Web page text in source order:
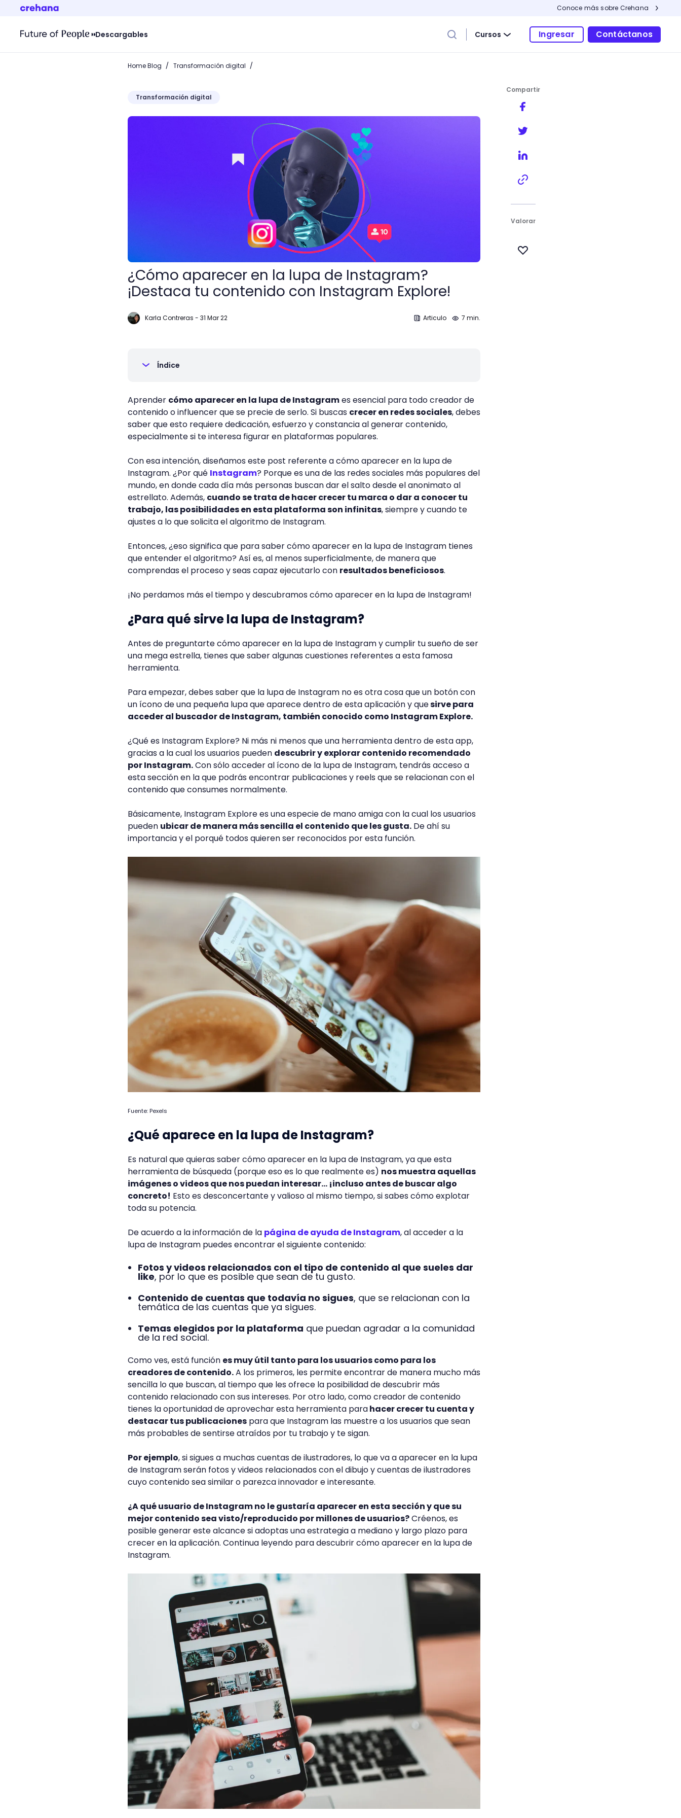
Conoce más sobre Crehana
Descargables Cursos Ingresar Contáctanos
Home Blog / Transformación digital /
Transformación digital
¿Cómo aparecer en la lupa de Instagram? ¡Destaca tu contenido con Instagram Explore!
¿Cómo aparecer en la lupa de Instagram?
¡Destaca tu contenido con Instagram Explore!
Karla Contreras - 31 Mar 22 Articulo 7 min.
Índice
Aprender cómo aparecer en la lupa de Instagrames esencial para todo creador de
contenido o influencer que se precie de serlo. Si buscas crecer en redes sociales, debes
saber que esto requiere dedicación, esfuerzo y constancia al generar contenido,
especialmente si te interesa figurar en plataformas populares.
Con esa intención, diseñamos este post referente a cómo aparecer en la lupa de
Instagram. ¿Por qué Instagram? Porque es una de las redes sociales más populares del
mundo, en donde cada día más personas buscan dar el salto desde el anonimato al
estrellato. Además, cuando se trata de hacer crecer tu marca o dar a conocer tu
trabajo, las posibilidades en esta plataforma son infinitas, siempre y cuando te
ajustes a lo que solicita el algoritmo de Instagram.
Entonces, ¿eso significa que para saber cómo aparecer en la lupa de Instagram tienes
que entender el algoritmo? Así es, al menos superficialmente, de manera que
comprendas el proceso y seas capaz ejecutarlo con resultados beneficiosos.
¡No perdamos más el tiempo y descubramos cómo aparecer en la lupa de Instagram!
¿Para qué sirve la lupa de Instagram?
Antes de preguntarte cómo aparecer en la lupa de Instagram y cumplir tu sueño de ser
una mega estrella, tienes que saber algunas cuestiones referentes a esta famosa
herramienta.
Para empezar, debes saber que la lupa de Instagram no es otra cosa que un botón con
un ícono de una pequeña lupa que aparece dentro de esta aplicación y quesirve para
acceder al buscador de Instagram, también conocido como Instagram Explore.
¿Qué es Instagram Explore? Ni más ni menos que una herramienta dentro de esta app,
gracias a la cual los usuarios pueden descubrir y explorar contenido recomendado
por Instagram.Con sólo acceder al ícono de la lupa de Instagram, tendrás acceso a
esta sección en la que podrás encontrar publicaciones y reels que se relacionan con el
contenido que consumes normalmente.
Básicamente, Instagram Explore es una especie de mano amiga con la cual los usuarios
pueden ubicar de manera más sencilla el contenido que les gusta. De ahí su
importancia y el porqué todos quieren ser reconocidos por esta función.
Fuente: Pexels
¿Qué aparece en la lupa de Instagram?
Es natural que quieras saber cómo aparecer en la lupa de Instagram, ya que esta
herramienta de búsqueda (porque eso es lo que realmente es) nos muestra aquellas
imágenes o videos que nos puedan interesar… ¡incluso antes de buscar algo
concreto! Esto es desconcertante y valioso al mismo tiempo, si sabes cómo explotar
toda su potencia.
De acuerdo a la información de la página de ayuda de Instagram, al acceder a la
lupa de Instagram puedes encontrar el siguiente contenido:
Fotos y videos relacionados con el tipo de contenido al que sueles dar
like, por lo que es posible que sean de tu gusto.
Contenido de cuentas que todavía no sigues, que se relacionan con la
temática de las cuentas que ya sigues.
Temas elegidos por la plataforma que puedan agradar a la comunidad
de la red social.
Como ves, está función es muy útil tanto para los usuarios como para los
creadores de contenido.A los primeros, les permite encontrar de manera mucho más
sencilla lo que buscan, al tiempo que les ofrece la posibilidad de descubrir más
contenido relacionado con sus intereses. Por otro lado, como creador de contenido
tienes la oportunidad de aprovechar esta herramienta parahacer crecer tu cuenta y
destacar tus publicaciones para que Instagram las muestre a los usuarios que sean
más probables de sentirse atraídos por tu trabajo y te sigan.
Por ejemplo, si sigues a muchas cuentas de ilustradores, lo que va a aparecer en la lupa
de Instagram serán fotos y videos relacionados con el dibujo y cuentas de ilustradores
cuyo contenido sea similar o parezca innovador e interesante.
¿A qué usuario de Instagram no le gustaría aparecer en esta sección y que su
mejor contenido sea visto/reproducido por millones de usuarios?Créenos, es
posible generar este alcance si adoptas una estrategia a mediano y largo plazo para
crecer en la aplicación. Continua leyendo para descubrir cómo aparecer en la lupa de
Instagram.
Compartir
Valorar